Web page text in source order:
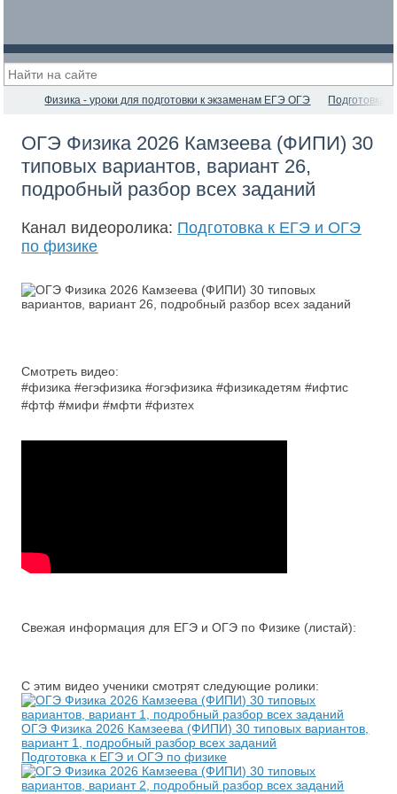
Физика - уроки для подготовки к экзаменам ЕГЭ ОГЭ Подготовка
ОГЭ Физика 2026 Камзеева (ФИПИ) 30
типовых вариантов, вариант 26,
подробный разбор всех заданий
Канал видеоролика: Подготовка к ЕГЭ и ОГЭ
по физике
Смотреть видео:
#физика #егэфизика #огэфизика #физикадетям #ифтис
#фтф #мифи #мфти #физтех
Свежая информация для ЕГЭ и ОГЭ по Физике (листай):
С этим видео ученики смотрят следующие ролики:
ОГЭ Физика 2026 Камзеева (ФИПИ) 30 типовых вариантов,
вариант 1, подробный разбор всех заданий
Подготовка к ЕГЭ и ОГЭ по физике